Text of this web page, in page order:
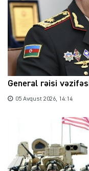
General rəisi
05 Avqust 2026, 14:14